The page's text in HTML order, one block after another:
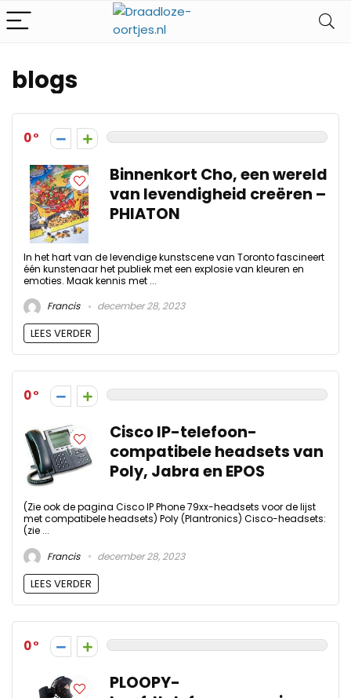
blogs
0
Binnenkort Cho, een wereld
van levendigheid creëren –
PHIATON
In het hart van de levendige kunstscene van Toronto fascineert
één kunstenaar het publiek met een explosie van kleuren en
emoties. Maak kennis met ...
Francis
december 28, 2023
LEES VERDER
0
Cisco IP-telefoon-
compatibele headsets van
Poly, Jabra en EPOS
(Zie ook de pagina Cisco IP Phone 79xx-headsets voor de lijst
met compatibele headsets) Poly (Plantronics) Cisco-headsets:
(zie ...
Francis
december 28, 2023
LEES VERDER
0
PLOOPY-